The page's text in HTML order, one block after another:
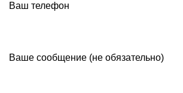
Ваш телефон
Ваше сообщение (не обязательно)